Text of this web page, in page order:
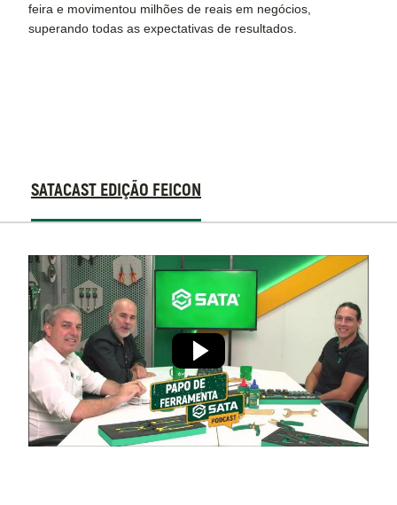
feira e movimentou milhões de reais em negócios,
superando todas as expectativas de resultados.
VEJA
OS
EPISODIOS
COMPLETOS:
SATACAST EDIÇÃO FEICON
SATACAST
EDIÇÃO
FEICON